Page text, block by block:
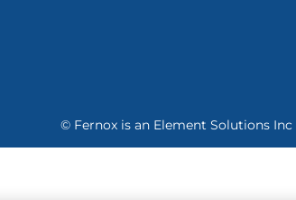
© Fernox is an Element Solutions Inc